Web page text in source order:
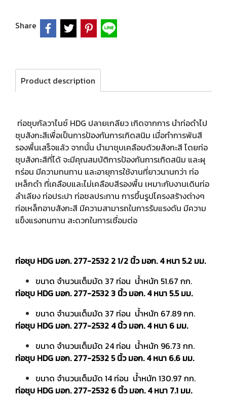
Share
Product description
ท่อชุบกัลวาไนซ์ HDG ปลายเกลียว เกิดจากการ นำท่อดำไป
ชุบสังกะสีเพื่อเป็นการป้องกันการเกิดสนิม เมื่อทำการพ้นสี
รองพื้นเสร็จแล้ว จากนั้น นำมาชุบเคลือบด้วยสังกะสี โดยท่อ
ชุบสังกะสีที่ได้ จะมีคุณสมบัติการป้องกันการเกิดสนิม และผุ
กร่อน มีความทนทาน และอายุการใช้งานที่ยาวนานกว่า ท่อ
เหล็กดำ ที่เคลือบและไม่เคลือบสีรองพื้น เหมาะกับงานเดินท่อ
ลำเลียง ท่อประปา ท่อชลประทาน การขึ้นรูปโครงสร้างต่างๆ
ท่อเหล็กอาบสังกะสี มีความสามารถในการรับแรงดัน มีความ
แข็งแรงทนทาน สะดวกในการเชื่อมต่อ
ท่อชุบ HDG มอก. 277-2532 2 1/2 นิ้ว มอก. 4 หนา 5.2 มม.
ขนาด จำนวนเต็มมัด 37 ท่อน น้ำหนัก 51.67 กก.
ท่อชุบ HDG มอก. 277-2532 3 นิ้ว มอก. 4 หนา 5.5 มม.
ขนาด จำนวนเต็มมัด 37 ท่อน น้ำหนัก 67.89 กก.
ท่อชุบ HDG มอก. 277-2532 4 นิ้ว มอก. 4 หนา 6 มม.
ขนาด จำนวนเต็มมัด 24 ท่อน น้ำหนัก 96.73 กก.
ท่อชุบ HDG มอก. 277-2532 5 นิ้ว มอก. 4 หนา 6.6 มม.
ขนาด จำนวนเต็มมัด 14 ท่อน น้ำหนัก 130.97 กก.
ท่อชุบ HDG มอก. 277-2532 6 นิ้ว มอก. 4 หนา 7.1 มม.